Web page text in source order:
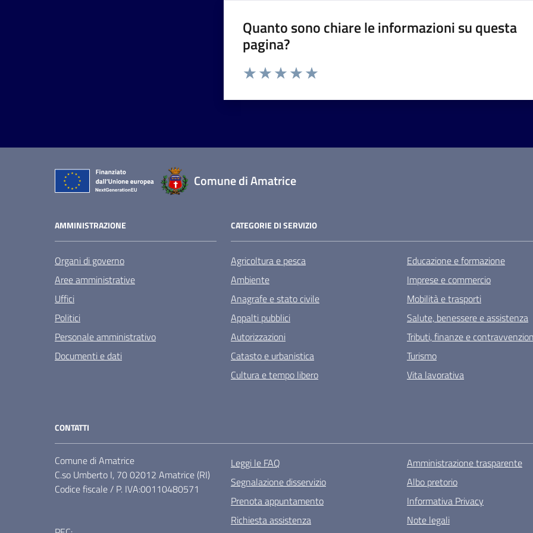
Quanto sono chiare le informazioni su questa
pagina?
Comune di Amatrice
AMMINISTRAZIONE
Organi di governo
Aree amministrative
Uffici
Politici
Personale amministrativo
Documenti e dati
CATEGORIE DI SERVIZIO
Agricoltura e pesca
Ambiente
Anagrafe e stato civile
Appalti pubblici
Autorizzazioni
Catasto e urbanistica
Cultura e tempo libero
Educazione e formazione
Imprese e commercio
Mobilità e trasporti
Salute, benessere e assistenza
Tributi, finanze e
Turismo
Vita lavorativa
CONTATTI
Comune di Amatrice
C.so Umberto I, 70 02012 Amatrice (RI)
Codice fiscale / P. IVA:00110480571
Leggi le FAQ
Segnalazione disservizio
Prenota appuntamento
Richiesta assistenza
Amministrazione trasparente
Albo pretorio
Informativa Privacy
Note legali